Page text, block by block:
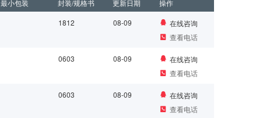
最小包装 封装/规格书 更新日期
操作
1812 08-09
在线咨询
查看电话
0603 08-09
在线咨询
查看电话
0603 08-09
在线咨询
查看电话